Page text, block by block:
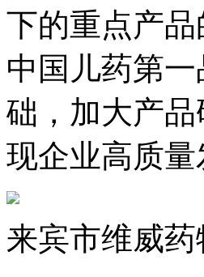
下的重点产
中国儿药第
础，加大产
现企业高质
来宾市维威